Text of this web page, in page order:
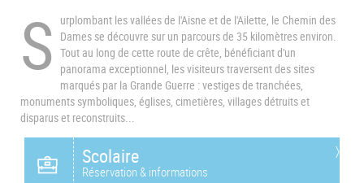
S
urplombant les vallées de l'Aisne et de l'Ailette, le Chemin des
Dames se découvre sur un parcours de 35 kilomètres environ.
Tout au long de cette route de crête, bénéficiant d'un
panorama exceptionnel, les visiteurs traversent des sites
marqués par la Grande Guerre : vestiges de tranchées,
monuments symboliques, églises, cimetières, villages détruits et
disparus et reconstruits...
Scolaire
Réservation & informations